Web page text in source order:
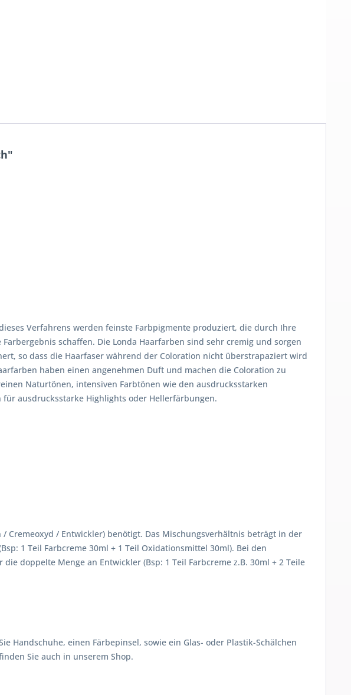
Verfahrens werden feinste Farbpigmente produziert, die durch Ihre
schaffen. Die Londa Haarfarben sind sehr cremig und sorgen
so dass die Haarfaser während der Coloration nicht überstrapaziert wird
haben einen angenehmen Duft und machen die Coloration zu
Naturtönen, intensiven Farbtönen wie den ausdrucksstarken
ausdrucksstarke Highlights oder Hellerfärbungen.
/ Entwickler) benötigt. Das Mischungsverhältnis beträgt in der
1 Teil Farbcreme 30ml + 1 Teil Oxidationsmittel 30ml). Bei den
doppelte Menge an Entwickler (Bsp: 1 Teil Farbcreme z.B. 30ml + 2 Teile
Handschuhe, einen Färbepinsel, sowie ein Glas- oder Plastik-Schälchen
Sie auch in unserem Shop.